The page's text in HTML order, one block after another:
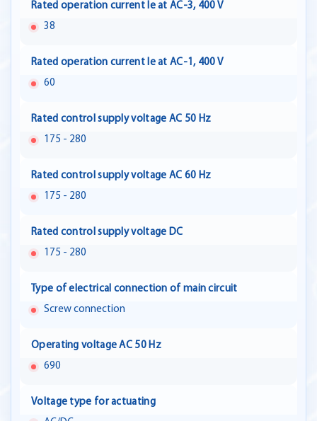
Rated operation current Ie at AC-3, 400 V
38
Rated operation current Ie at AC-1, 400 V
60
Rated control supply voltage AC 50 Hz
175 - 280
Rated control supply voltage AC 60 Hz
175 - 280
Rated control supply voltage DC
175 - 280
Type of electrical connection of main circuit
Screw connection
Operating voltage AC 50 Hz
690
Voltage type for actuating